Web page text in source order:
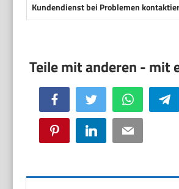
Kundendienst bei Problemen
Facebook Twitter WhatsApp
Pinterest LinkedIn Email